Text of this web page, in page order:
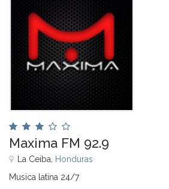
Maxima FM 92.9
La Ceiba, Honduras
Musica latina 24/7